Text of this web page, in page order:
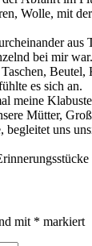
Wolle, mit
bei mir war.
es sich an.
meine
Mütter,
uns
mit * markiert